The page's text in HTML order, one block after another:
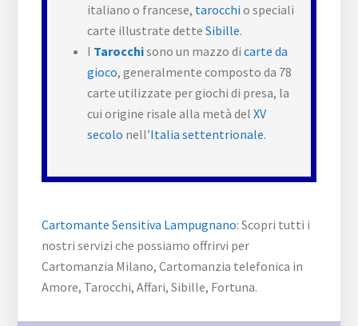
italiano o francese, tarocchi o speciali
carte illustrate detteSibille.
I Tarocchisono un mazzo dicarte da
gioco, generalmente composto da 78
carte utilizzate per giochi di presa, la
cui origine risale alla metà delXV
secolo nell’Italia settentrionale.
Cartomante Sensitiva Lampugnano: Scopri tutti i
nostri servizi che possiamo offrirvi per
Cartomanzia Milano, Cartomanzia telefonica in
Amore, Tarocchi, Affari, Sibille, Fortuna.